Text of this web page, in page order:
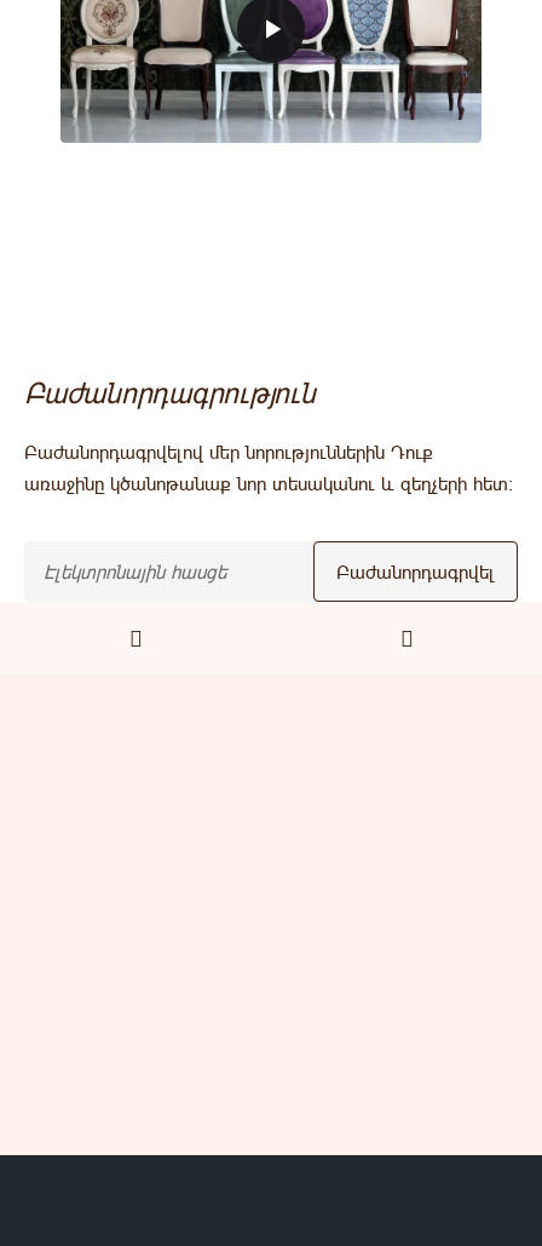
Բաժանորդագրություն
Բաժանորդագրվելով մեր նորություններին Դուք
առաջինը կծանոթանաք նոր տեսականու և զեղչերի հետ:
Բաժանորդագրվել